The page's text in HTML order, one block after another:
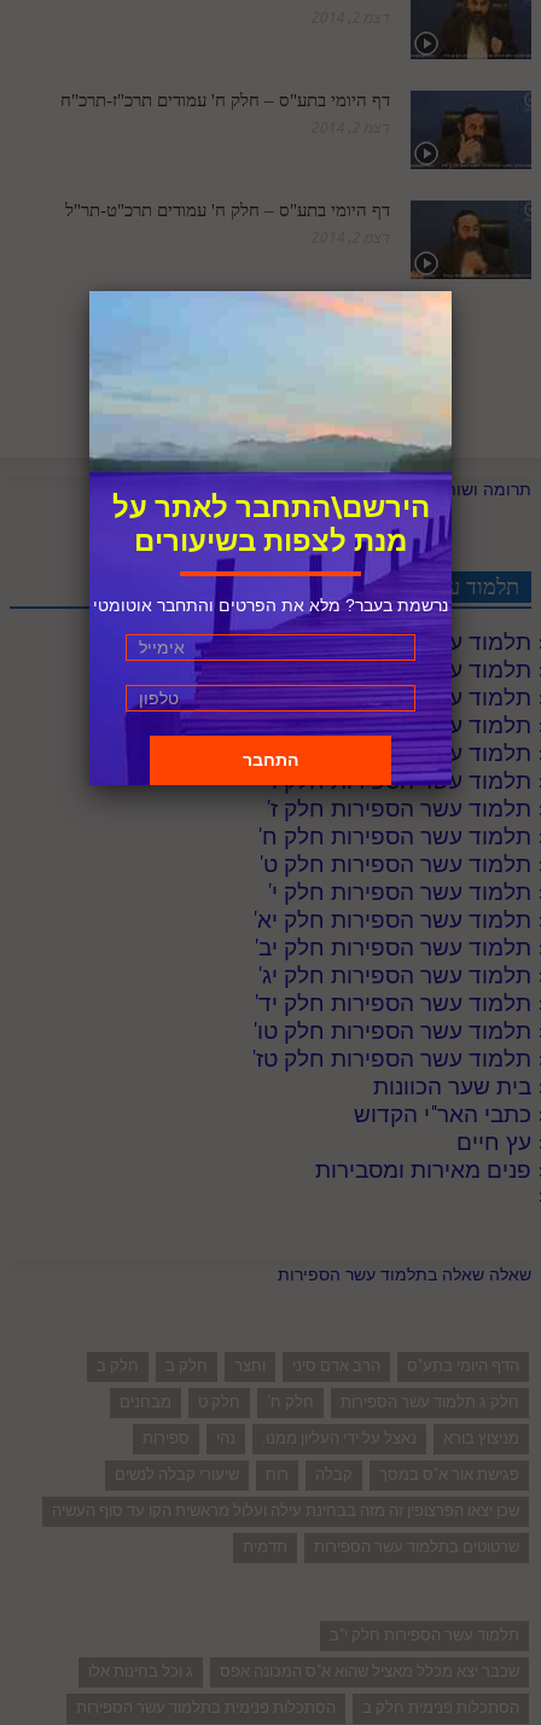
לאתר ספר הרב
דף היומי בזוהר הקדוש
דף היומי בתע"ס – חלק ח' עמודים תרכ"ז-תרכ"ח
דף היומי בתע"ס – חלק ח' עמודים תרכ"ט-תר"ל
תרומה ושותפות
תלמוד עשר הספירות לקריאה
תלמוד עשר הספירות חלק א'
תלמוד עשר הספירות חלק ב'
תלמוד עשר הספירות חלק ג'
תלמוד עשר הספירות חלק ד'
תלמוד עשר הספירות חלק ה'
תלמוד עשר הספירות חלק ו'
תלמוד עשר הספירות חלק ז'
תלמוד עשר הספירות חלק ח'
תלמוד עשר הספירות חלק ט'
תלמוד עשר הספירות חלק י'
תלמוד עשר הספירות חלק יא'
תלמוד עשר הספירות חלק יב'
תלמוד עשר הספירות חלק יג'
תלמוד עשר הספירות חלק יד'
תלמוד עשר הספירות חלק טו'
תלמוד עשר הספירות חלק טז'
בית שער הכוונות
כתבי האר"י הקדוש
עץ חיים
פנים מאירות ומסבירות
שאלה שאלה בתלמוד עשר הספירות
הדף היומי בתע"ס הרב אדם סיני וחצר חלק ב
חלק ב
חלק ג תלמוד עשר הספירות
חלק ח' חלק ט
מבחנים
מניצוץ בורא
נאצל על ידי העליון ממנו. נהי
ספירות
פגישת אור א"ס במסך
קבלה רוח
שיעורי קבלה לנשים
שכן יצאו הפרצופין זה מזה בבחינת עילה ועלול מראשית הקו עד סוף העשיה
שרטוטים בתלמוד עשר הספירות
תדמית
תלמוד עשר הספירות חלק י"ב
שכבר יצא מכלל מאציל שהוא א"ס המכונה אפס
ג וכל בחינות אלו
הסתכלות פנימית חלק ב
הסתכלות פנימית בתלמוד עשר הספירות
הירשם\התחבר לאתר על
מנת לצפות בשיעורים
נרשמת בעבר? מלא את הפרטים והתחבר אוטומטי